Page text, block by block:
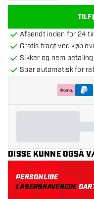
Afsendt inden for 24
Gratis fragt ved køb
Sikker og nem betaling
Spar automatisk for
DISSE KUNNE OGSÅ
PERSONLIGE
LASERGRAVEREDE